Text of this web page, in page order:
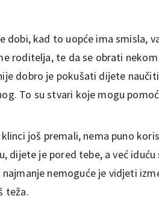
dobi, kad to uopće ima smisla,
roditelja, te da se obrati
dobro je pokušati dijete
To su stvari koje mogu
klinci još premali, nema puno
dijete je pored tebe, a već
najmanje nemoguće je vidjeti
teža.